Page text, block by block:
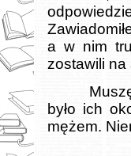
a w nim
zostawili na
było ich
mężem.